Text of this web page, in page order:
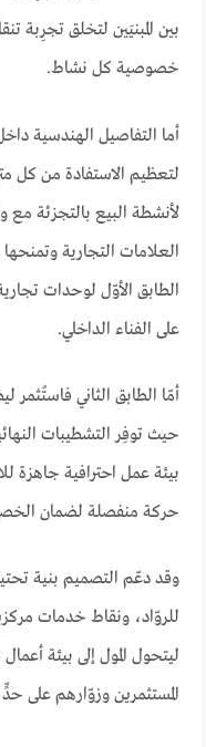
بين المبنيَين لتخلق تجرِبة
خصوصية كل نشاط.
أما التفاصيل الهندسية
لتعظيم الاستفادة من كل
لأنشطة البيع بالتجزئة مع
العلامات التجارية
الطابق الأوّل لوحدات
على الفناء الداخلي.
أمّا الطابق الثاني فاستُثمر
حيث توفِر التشطيبات
بيئة عمل احترافية جاهزة
حركة منفصلة لضمان
وقد دعّم التصميم بنية
للروّاد، ونقاط خدمات
ليتحول المول إلى بيئة
المستثمرين وزوّارهم على